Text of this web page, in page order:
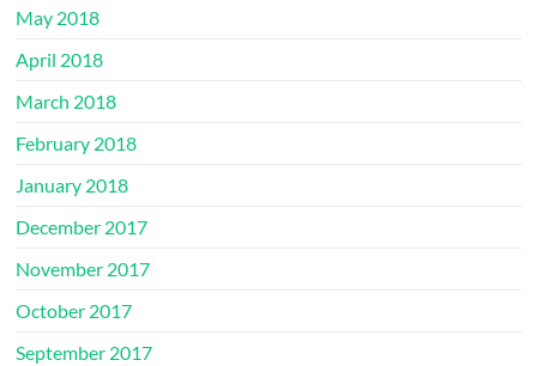
May 2018
April 2018
March 2018
February 2018
January 2018
December 2017
November 2017
October 2017
September 2017